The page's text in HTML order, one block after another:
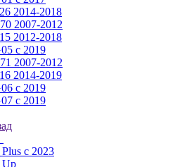
2014-2018
2007-2012
2012-2018
с 2019
2007-2012
2014-2019
с 2019
с 2019
Plus с 2023
Up